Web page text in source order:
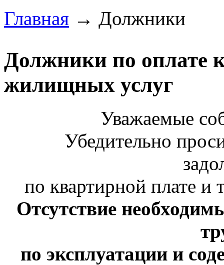
Главная → Должники
Должники по оплате
жилищных услуг
Уважаемые
Убедительно
по квартирной плате
Отсутствие
по эксплуатации и